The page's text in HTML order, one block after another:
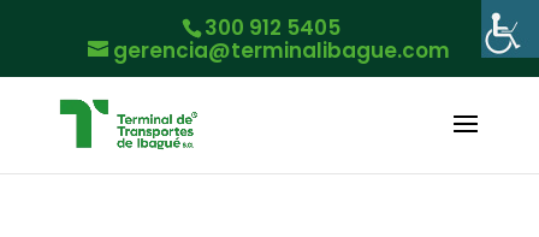
300 912 5405
gerencia@terminalibague.com